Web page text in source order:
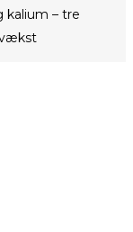
kalium – tre